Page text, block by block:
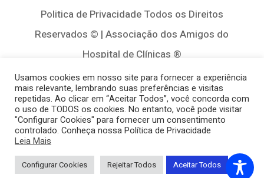
Politica de Privacidade Todos os Direitos
Reservados © | Associação dos Amigos do
Hospital de Clínicas ®
Av. Agostinho Leão Jr, 320 – Alto da Glória,
80030-110, Curitiba / PR
(41) 3122-8650 | contato@cedivida.org.br
CNPJ: 79.698.643/0001-00
Usamos cookies em nosso site para fornecer a experiência
mais relevante, lembrando suas preferências e visitas
repetidas. Ao clicar em “Aceitar Todos”, você concorda com
o uso de TODOS os cookies. No entanto, você pode visitar
"Configurar Cookies" para fornecer um consentimento
controlado. Conheça nossa Política de Privacidade
Leia Mais
Configurar Cookies Rejeitar Todos Aceitar Todos